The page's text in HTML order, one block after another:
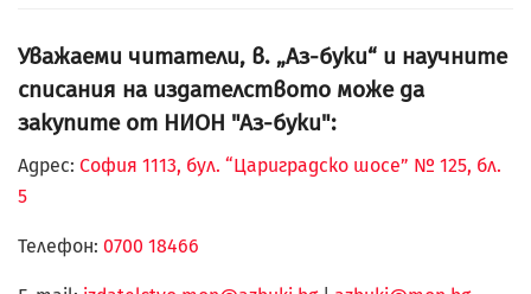
Уважаеми читатели, в. „Аз-буки“ и научните
списания на издателството може да
закупите от НИОН "Аз-буки":
Адрес: София 1113, бул. “Цариградско шосе” № 125, бл.
5
Телефон: 0700 18466